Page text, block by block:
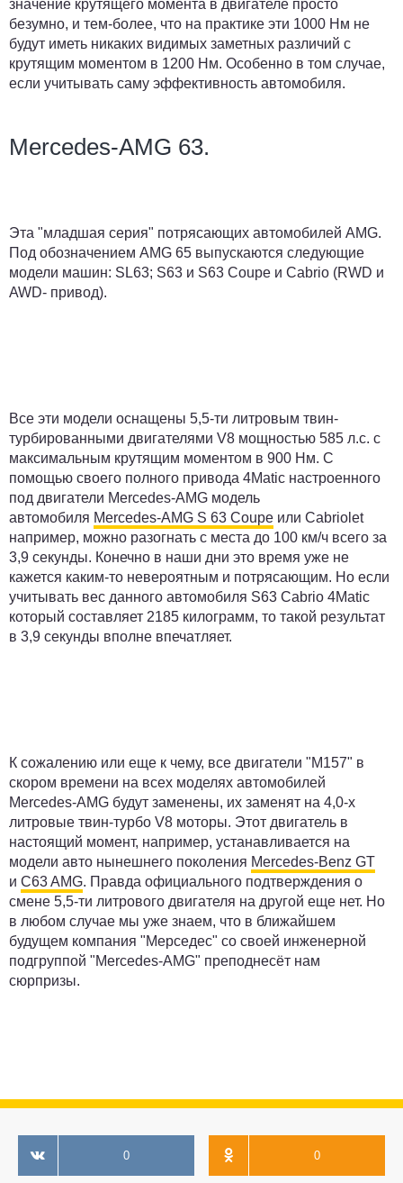
значение крутящего момента в двигателе просто
безумно, и тем-более, что на практике эти 1000 Нм не
будут иметь никаких видимых заметных различий с
крутящим моментом в 1200 Нм. Особенно в том случае,
если учитывать саму эффективность автомобиля.
Mercedes-AMG 63.
Эта "младшая серия" потрясающих автомобилей AMG.
Под обозначением AMG 65 выпускаются следующие
модели машин: SL63; S63 и S63 Coupe и Cabrio (RWD и
AWD- привод).
Все эти модели оснащены 5,5-ти литровым твин-
турбированными двигателями V8 мощностью 585 л.с. с
максимальным крутящим моментом в 900 Нм. С
помощью своего полного привода 4Matic настроенного
под двигатели Mercedes-AMG модель
автомобиля Mercedes-AMG S 63 Coupe или Cabriolet
например, можно разогнать с места до 100 км/ч всего за
3,9 секунды. Конечно в наши дни это время уже не
кажется каким-то невероятным и потрясающим. Но если
учитывать вес данного автомобиля S63 Cabrio 4Matic
который составляет 2185 килограмм, то такой результат
в 3,9 секунды вполне впечатляет.
К сожалению или еще к чему, все двигатели "M157" в
скором времени на всех моделях автомобилей
Mercedes-AMG будут заменены, их заменят на 4,0-х
литровые твин-турбо V8 моторы. Этот двигатель в
настоящий момент, например, устанавливается на
модели авто нынешнего поколения Mercedes-Benz GT
и C63 AMG. Правда официального подтверждения о
смене 5,5-ти литрового двигателя на другой еще нет. Но
в любом случае мы уже знаем, что в ближайшем
будущем компания "Мерседес" со своей инженерной
подгруппой "Mercedes-AMG" преподнесёт нам
сюрпризы.
0 0